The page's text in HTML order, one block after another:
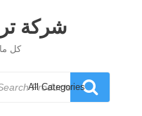
شركة
كل
Search
for